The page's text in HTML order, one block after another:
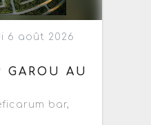
6 août 2026
GAROU AU
bar,